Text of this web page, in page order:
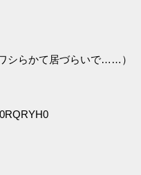
シらかて居づらいで……）